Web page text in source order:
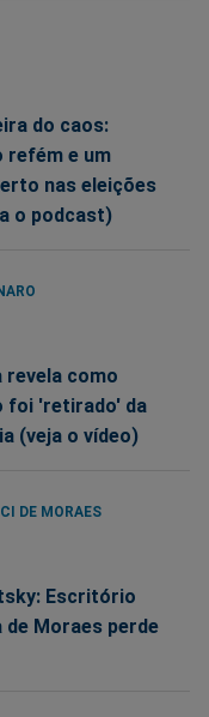
do caos:
refém e um
nas eleições
o podcast)
como
foi 'retirado' da
(veja o vídeo)
DE MORAES
Escritório
de Moraes perde